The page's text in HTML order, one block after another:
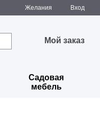
Желания Вход
Мой заказ
Садовая
мебель